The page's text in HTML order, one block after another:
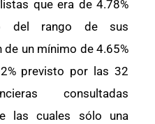
que era de 4.78%
del rango de sus
un mínimo de 4.65%
previsto por las 32
consultadas
las cuales sólo una